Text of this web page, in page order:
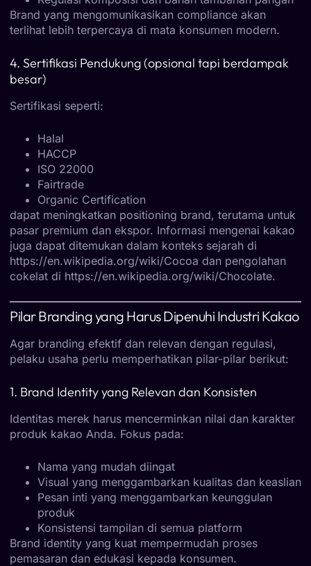
Brand yang mengomunikasikan compliance akan
terlihat lebih terpercaya di mata konsumen modern.
4. Sertifikasi Pendukung (opsional tapi berdampak
besar)
Sertifikasi seperti:
Halal
HACCP
ISO 22000
Fairtrade
Organic Certification
dapat meningkatkan positioning brand, terutama untuk
pasar premium dan ekspor. Informasi mengenai kakao
juga dapat ditemukan dalam konteks sejarah di
https://en.wikipedia.org/wiki/Cocoa dan pengolahan
cokelat di https://en.wikipedia.org/wiki/Chocolate.
Pilar Branding yang Harus Dipenuhi Industri Kakao
Agar branding efektif dan relevan dengan regulasi,
pelaku usaha perlu memperhatikan pilar-pilar berikut:
1. Brand Identity yang Relevan dan Konsisten
Identitas merek harus mencerminkan nilai dan karakter
produk kakao Anda. Fokus pada:
Nama yang mudah diingat
Visual yang menggambarkan kualitas dan keaslian
Pesan inti yang menggambarkan keunggulan
produk
Konsistensi tampilan di semua platform
Brand identity yang kuat mempermudah proses
pemasaran dan edukasi kepada konsumen.